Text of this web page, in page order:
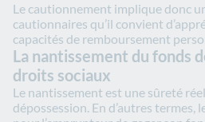
Le cautionnement implique donc
cautionnaires qu’il convient
capacités de remboursement
La nantissement du fonds
droits sociaux
Le nantissement est une sûreté
dépossession. En d’autres